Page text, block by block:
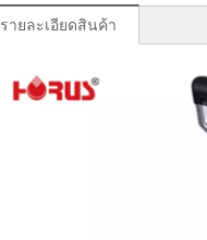
รายละเอียดสินค้า